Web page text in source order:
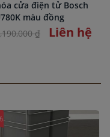
cửa điện tử Bosch
màu đồng
₫
Liên hệ